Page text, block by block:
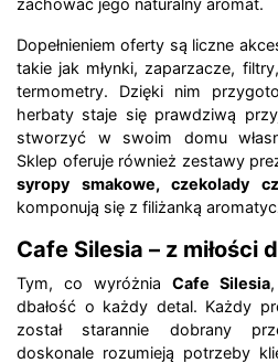
Dopełnieniem oferty są liczne
takie jak młynki, zaparzacze,
termometry. Dzięki nim
herbaty staje się prawdziwą
stworzyć w swoim domu
Sklep oferuje również zestawy
syropy smakowe, czekolady
komponują się z filiżanką
Cafe Silesia – z miłości
Tym, co wyróżnia Cafe Silesia,
dbałość o każdy detal. Każdy
został starannie dobrany
doskonale rozumieją potrzeby